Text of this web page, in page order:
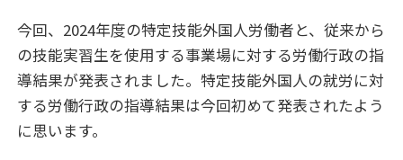
今回、2024年度の特定技能外国人労働者と、従来から
の技能実習生を使用する事業場に対する労働行政の指
導結果が発表されました。特定技能外国人の就労に対
する労働行政の指導結果は今回初めて発表されたよう
に思います。